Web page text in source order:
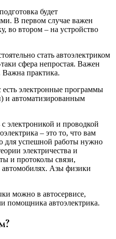
будет
В первом случае важен
во втором – на устройство
стать автоэлектриком
сфера непростая. Важен
Важна практика.
есть электронные программы
и автоматизированным
электроникой и проводкой
– это то, что вам
для успешной работы нужно
электричества и
и протоколы связи,
Азы физики
можно в автосервисе,
помощника автоэлектрика.